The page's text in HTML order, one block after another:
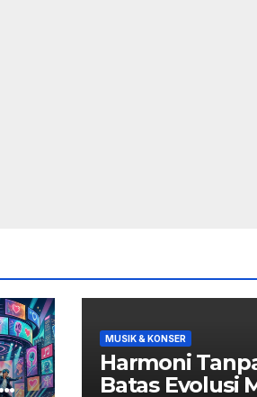
MUSIK & KONSER
Harmoni
Batas Evolusi